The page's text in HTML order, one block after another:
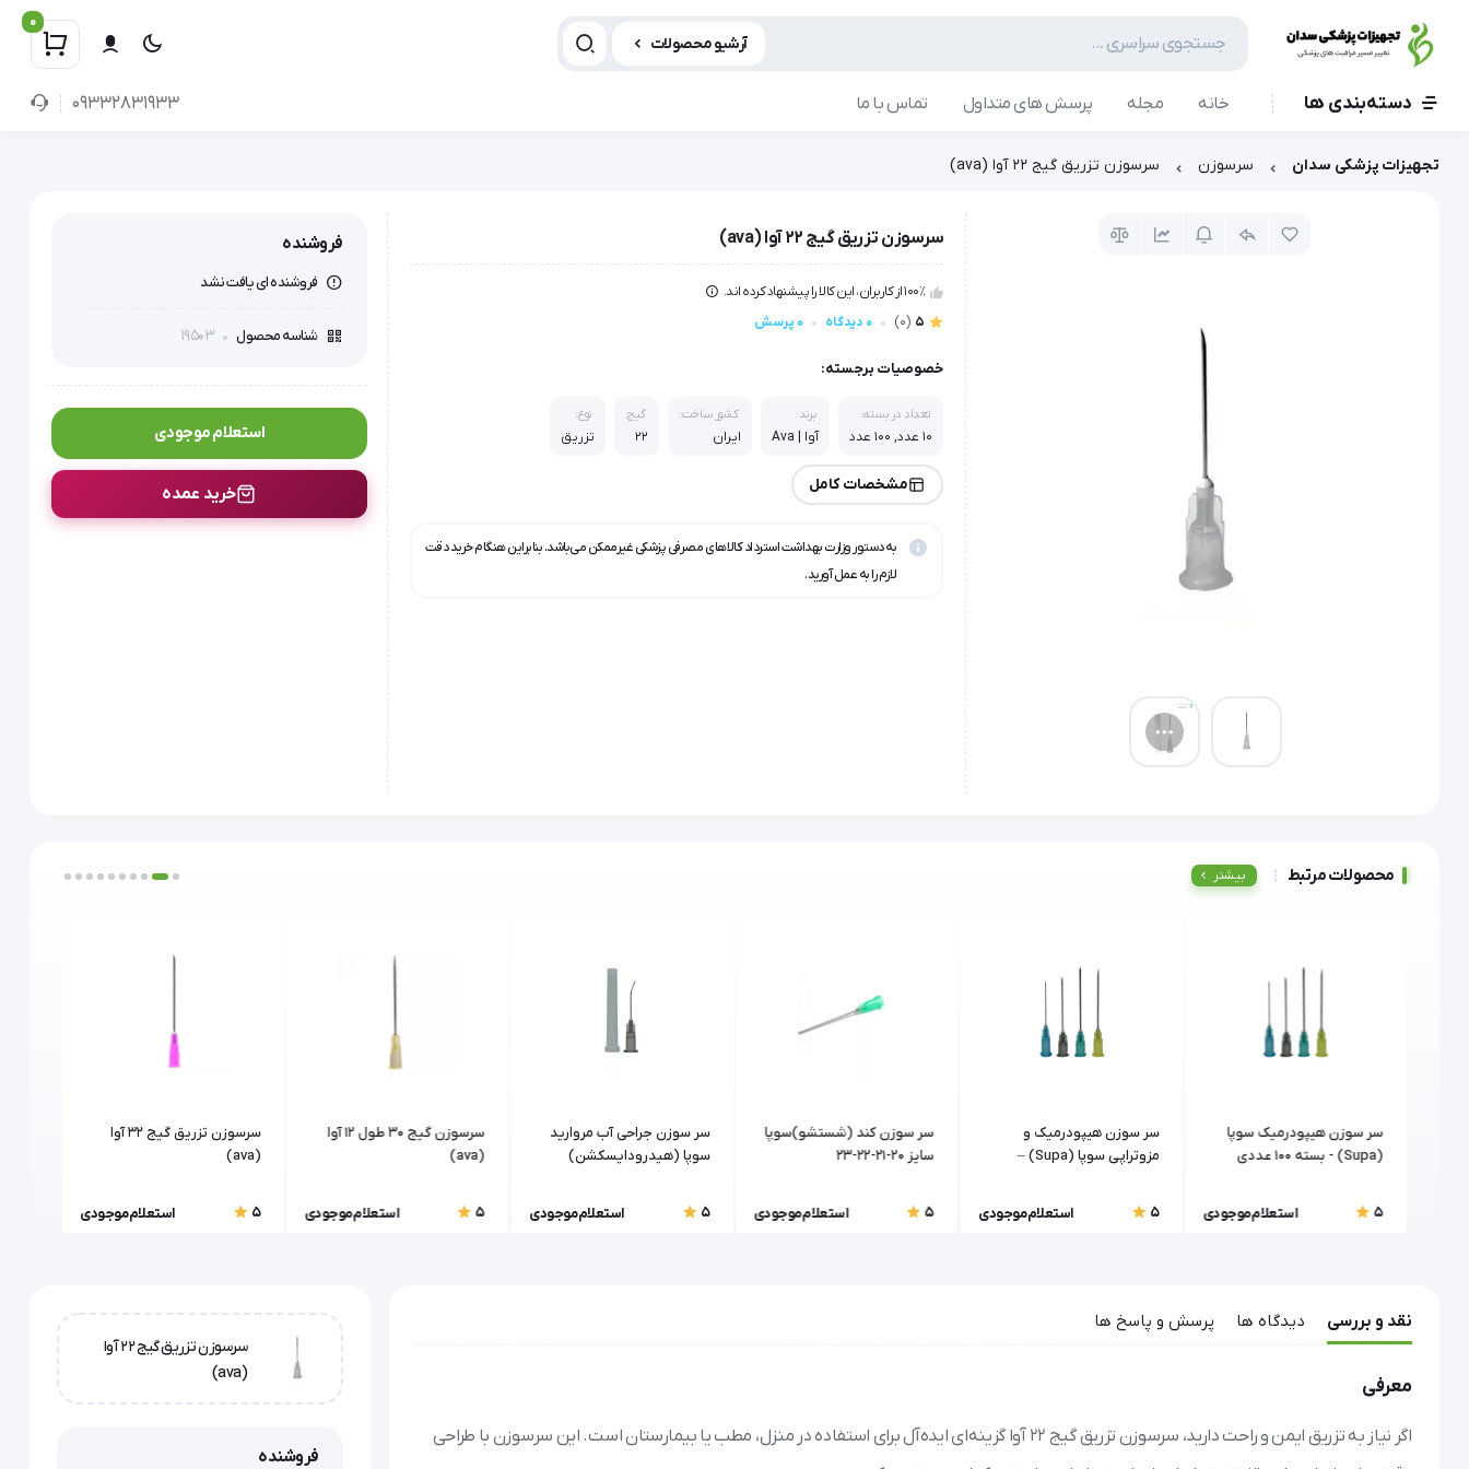
آرشیو محصولات
0
دسته‌بندی ها خانه مجله پرسش های متداول تماس با ما 09332831933
تجهیزات پزشکی سدان سرسوزن سرسوزن تزریق گیج 22 آوا (ava)
سرسوزن تزریق گیج 22 آوا (ava)
100٪ از کاربران، این کالا را پیشنهاد کرده اند.
5
(0) 0 دیدگاه 0 پرسش
خصوصیات برجسته:
تعداد در بسته:
10 عدد, 100 عدد
برند:
آوا | Ava
کشور ساخت:
ایران
گیج:
22
نوع:
تزریق
مشخصات کامل
به دستور وزارت بهداشت استرداد کالاهای مصرفی پزشکی غیرممکن می‌باشد. بنابراین هنگام خرید دقت
لازم را به عمل آورید.
فروشنده
فروشنده ای یافت نشد
شناسه محصول 19503
استعلام موجودی
خرید عمده
محصولات مرتبط بیشتر
سر سوزن هیپودرمیک سوپا
(Supa) - بسته ۱۰۰ عددی
5
استعلام موجودی
سر سوزن هیپودرمیک و
مزوتراپی سوپا (Supa) –
5
استعلام موجودی
سر سوزن کند (شستشو)سوپا
سایز 20-21-22-23
5 استعلام موجودی
سر سوزن جراحی آب مروارید
سوپا (هیدرودایسکشن)
5 استعلام موجودی
سرسوزن گیج 30 طول 12 آوا
(ava)
5 استعلام موجودی
سرسوزن تزریق گیج 32 آوا
(ava)
5 استعلام موجودی
نقد و بررسی دیدگاه ها پرسش و پاسخ ها
معرفی
اگر نیاز به تزریق ایمن و راحت دارید، سرسوزن تزریق گیج 22 آوا گزینه‌ای ایده‌آل برای استفاده در منزل، مطب یا بیمارستان است. این سرسوزن با طراحی
سرسوزن تزریق گیج 22 آوا
(ava)
فروشنده